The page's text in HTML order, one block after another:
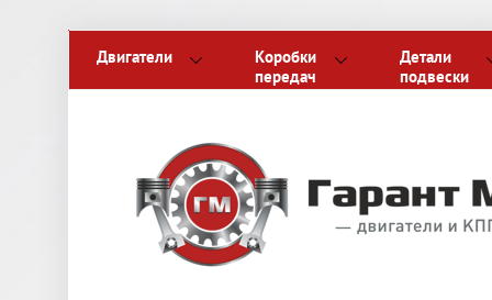
Двигатели
Коробки
передач
Детали
подвески